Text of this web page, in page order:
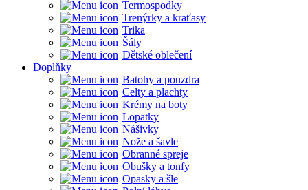
Termospodky
Trenýrky a kraťasy
Trika
Šály
Dětské oblečení
Doplňky
Batohy a pouzdra
Celty a plachty
Krémy na boty
Lopatky
Nášivky
Nože a šavle
Obranné spreje
Obušky a tonfy
Opasky a šle